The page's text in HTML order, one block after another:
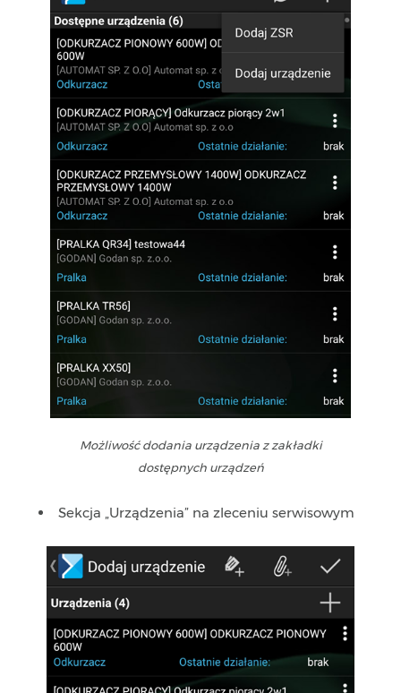
Możliwość dodania urządzenia z zakładki
dostępnych urządzeń
Sekcja „Urządzenia” na zleceniu serwisowym